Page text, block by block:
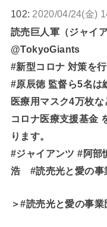
102: 2020/04/24(金)
読売巨人軍（ジャイア
@TokyoGiants
#新型コロナ 対策を
#原辰徳 監督ら5名は
医療用マスク4万枚
コロナ医療支援基金
ります。
#ジャイアンツ #阿部
浩 #読売光と愛の事
＞#読売光と愛の事業